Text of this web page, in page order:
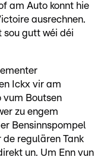
am Auto konnt hie
ausrechnen.
sou gutt wéi déi
Ickx vir am
vum Boutsen
zu engem
Bensinnspompel
regulären Tank
un. Um Enn vun